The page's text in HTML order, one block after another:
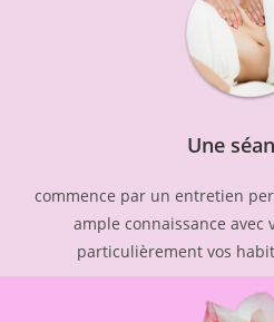
Une
commence par un entretien
ample connaissance avec
particulièrement vos